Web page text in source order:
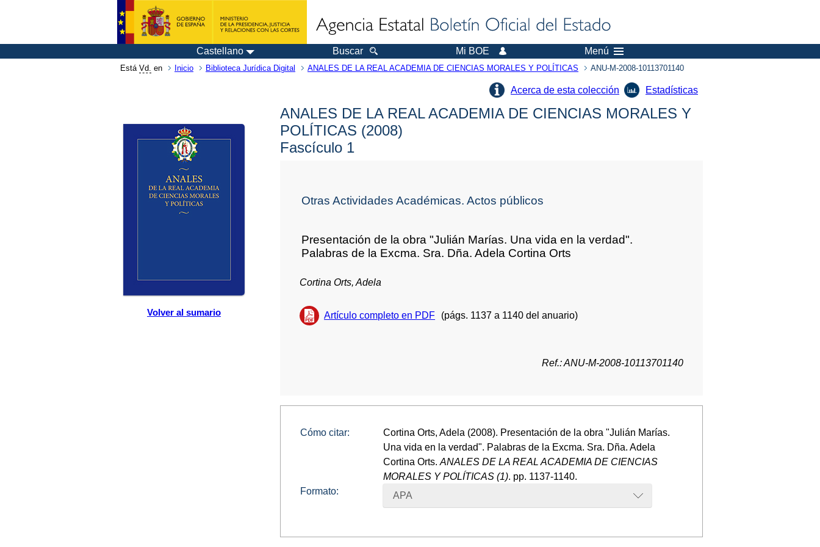
Castellano Buscar Mi BOE Menú
Está Vd. en Inicio Biblioteca Jurídica Digital ANALES DE LA REAL ACADEMIA DE CIENCIAS MORALES Y POLÍTICAS ANU-M-2008-10113701140
Acerca de esta colección Estadísticas
Volver al sumario
ANALES DE LA REAL ACADEMIA DE CIENCIAS MORALES Y
POLÍTICAS (2008)
Fascículo 1
Otras Actividades Académicas. Actos públicos
Presentación de la obra "Julián Marías. Una vida en la verdad".
Palabras de la Excma. Sra. Dña. Adela Cortina Orts
Cortina Orts, Adela
Artículo completo en PDF (págs. 1137 a 1140 del anuario)
Ref.: ANU-M-2008-10113701140
Cómo citar:
Cortina Orts, Adela (2008). Presentación de la obra "Julián Marías.
Una vida en la verdad". Palabras de la Excma. Sra. Dña. Adela
Cortina Orts.ANALES DE LA REAL ACADEMIA DE CIENCIAS
MORALES Y POLÍTICAS (1). pp. 1137-1140.
Formato:
APA